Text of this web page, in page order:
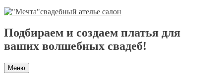
Подбираем и создаем платья для
ваших волшебных свадеб!
Меню